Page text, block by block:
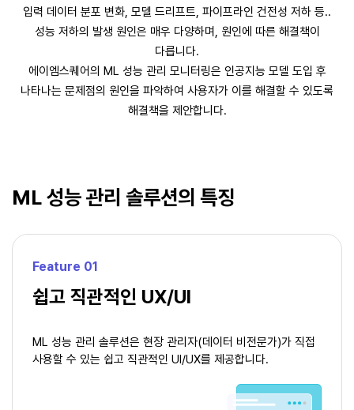
입력 데이터 분포 변화, 모델 드리프트, 파이프라인 건전성 저하 등..
성능 저하의 발생 원인은 매우 다양하며, 원인에 따른 해결책이
다릅니다.
에이엠스퀘어의 ML 성능 관리 모니터링은 인공지능 모델 도입 후
나타나는 문제점의 원인을 파악하여 사용자가 이를 해결할 수 있도록
해결책을 제안합니다.
ML 성능 관리 솔루션의 특징
Feature 01
쉽고 직관적인 UX/UI
ML 성능 관리 솔루션은 현장 관리자(데이터 비전문가)가 직접
사용할 수 있는 쉽고 직관적인 UI/UX를 제공합니다.